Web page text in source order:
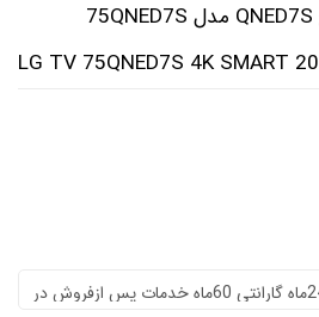
LG TV 75QNED7S 4K SMART